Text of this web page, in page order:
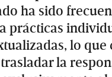
ha sido
prácticas
lo que
la